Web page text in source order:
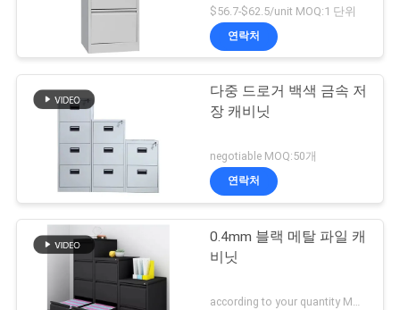
$56.7-$62.5/unit MOQ:1 단위
연락처
다중 드로거 백색 금속 저
장 캐비닛
negotiable MOQ:50개
연락처
0.4mm 블랙 메탈 파일 캐
비닛
according to your quantity MOQ:50개